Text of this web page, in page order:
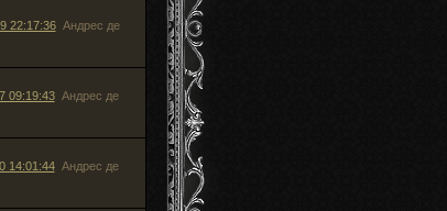
22:17:36 Андрес де
09:19:43 Андрес де
14:01:44 Андрес де